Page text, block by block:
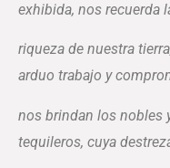
exhibida, nos recuerda
riqueza de nuestra
arduo trabajo y
nos brindan los nobles
tequileros, cuya